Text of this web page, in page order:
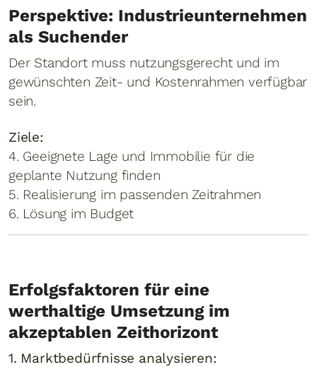
Perspektive: Industrieunternehmen
als Suchender
Der Standort muss nutzungsgerecht und im
gewünschten Zeit- und Kostenrahmen verfügbar
sein.
Ziele:
4. Geeignete Lage und Immobilie für die
geplante Nutzung finden
5. Realisierung im passenden Zeitrahmen
6. Lösung im Budget
Erfolgsfaktoren für eine
werthaltige Umsetzung im
akzeptablen Zeithorizont
1. Marktbedürfnisse analysieren: